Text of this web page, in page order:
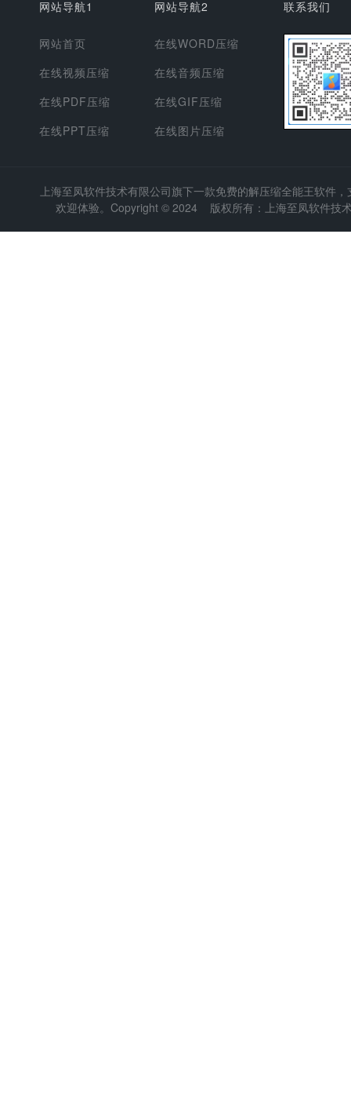
网站导航1
网站首页
在线视频压缩
在线PDF压缩
在线PPT压缩
网站导航2
在线WORD压缩
在线音频压缩
在线GIF压缩
在线图片压缩
联系我们
上海至凤软件技术有限公司旗下一款免费的解压缩全能王软件
欢迎体验。Copyright © 2024 版权所有：上海至凤软件技